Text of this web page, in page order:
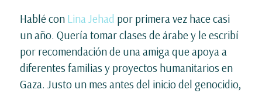
Hablé con Lina Jehad por primera vez hace casi
un año. Quería tomar clases de árabe y le escribí
por recomendación de una amiga que apoya a
diferentes familias y proyectos humanitarios en
Gaza. Justo un mes antes del inicio del genocidio,